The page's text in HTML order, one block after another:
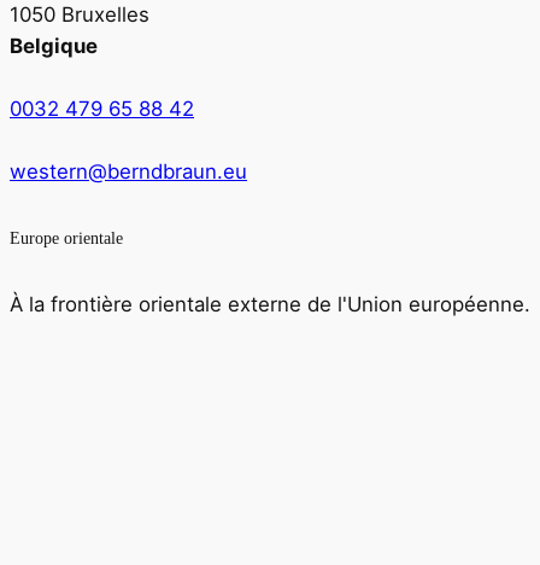
1050 Bruxelles
Belgique
0032 479 65 88 42
western@berndbraun.eu
Europe orientale
À la frontière orientale externe de l'Union européenne.